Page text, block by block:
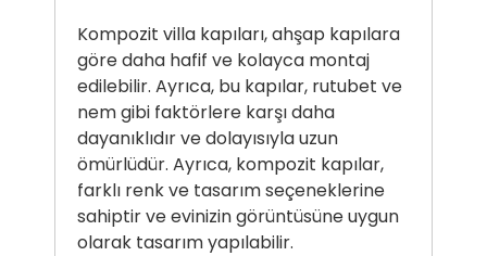
Kompozit villa kapıları, ahşap kapılara
göre daha hafif ve kolayca montaj
edilebilir. Ayrıca, bu kapılar, rutubet ve
nem gibi faktörlere karşı daha
dayanıklıdır ve dolayısıyla uzun
ömürlüdür. Ayrıca, kompozit kapılar,
farklı renk ve tasarım seçeneklerine
sahiptir ve evinizin görüntüsüne uygun
olarak tasarım yapılabilir.